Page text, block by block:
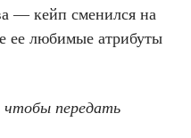
— кейп сменился на
ее любимые атрибуты
чтобы передать